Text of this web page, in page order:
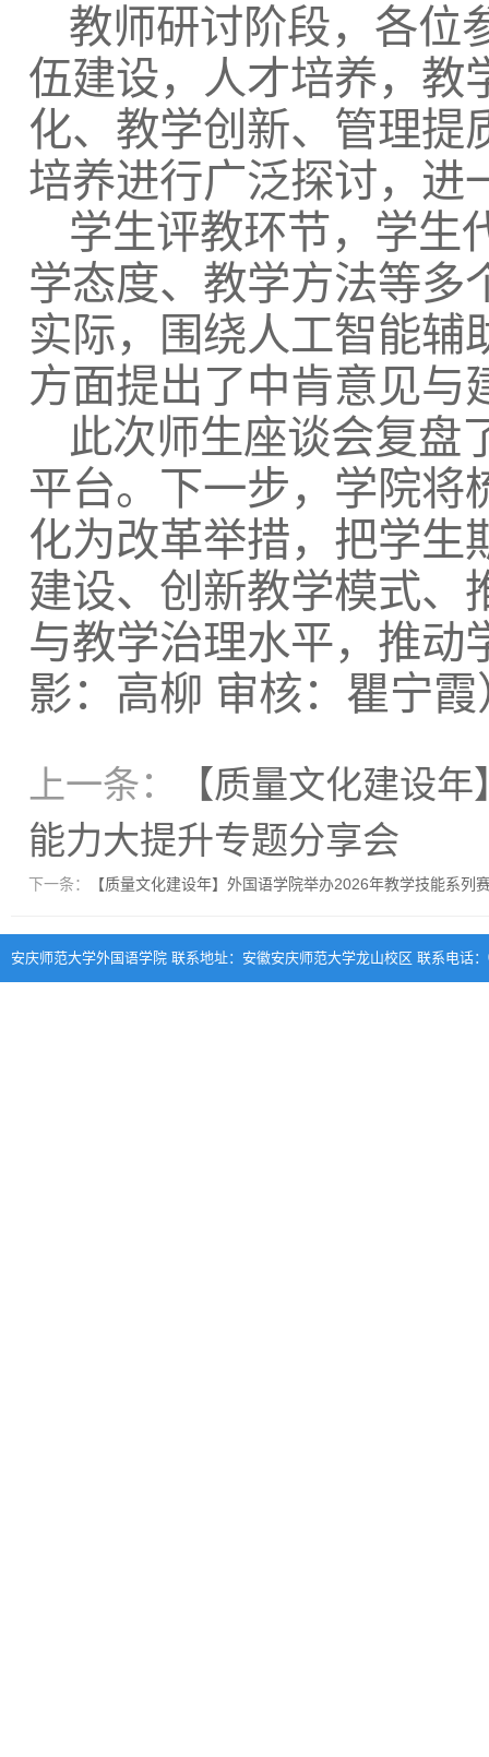
教师研讨阶段，各位
伍建设，人才培养，教
化、教学创新、管理提
培养进行广泛探讨，进
学生评教环节，学生
学态度、教学方法等多
实际，围绕人工智能辅
方面提出了中肯意见与
此次师生座谈会复盘
平台。下一步，学院将
化为改革举措，把学生
建设、创新教学模式、
与教学治理水平，推动
影：高柳 审核：瞿宁霞
上一条：
【质量文化建设
能力大提升专题分享会
下一条： 【质量文化建设年】外国语学院举办2026年教学技能系列
安庆师范大学外国语学院 联系地址：安徽安庆师范大学龙山校区 联系电话